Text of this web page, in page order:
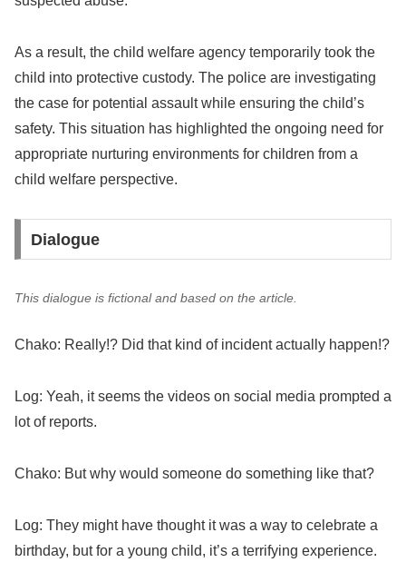
As a result, the child welfare agency temporarily took the
child into protective custody. The police are investigating
the case for potential assault while ensuring the child’s
safety. This situation has highlighted the ongoing need for
appropriate nurturing environments for children from a
child welfare perspective.
Dialogue
This dialogue is fictional and based on the article.
Chako: Really!? Did that kind of incident actually happen!?
Log: Yeah, it seems the videos on social media prompted a
lot of reports.
Chako: But why would someone do something like that?
Log: They might have thought it was a way to celebrate a
birthday, but for a young child, it’s a terrifying experience.